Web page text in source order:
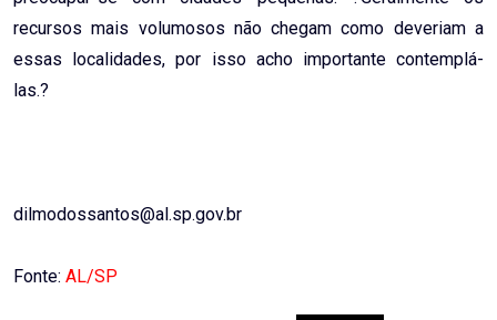
recursos mais volumosos não chegam como deveriam a
essas localidades, por isso acho importante contemplá-
las.?
dilmodossantos@al.sp.gov.br
Fonte: AL/SP